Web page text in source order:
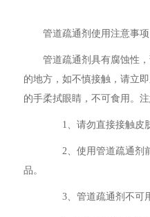
管道疏通剂使用注意事项
管道疏通剂具有腐蚀性
的地方，如不慎接触，请立
的手柔拭眼睛，不可食用。注
1、请勿直接接触皮肤
2、使用管道疏通剂
品。
3、管道疏通剂不可用